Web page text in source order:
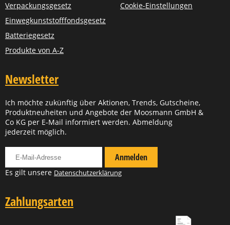
Verpackungsgesetz
Einwegkunststofffondsgesetz
Batteriegesetz
Produkte von A-Z
Cookie-Einstellungen
Newsletter
Ich möchte zukünftig über Aktionen, Trends, Gutscheine,
Produktneuheiten und Angebote der Moosmann GmbH &
Co KG per E-Mail informiert werden. Abmeldung
jederzeit möglich.
Anmelden
Es gilt unsere Datenschutzerklärung
Zahlungsarten